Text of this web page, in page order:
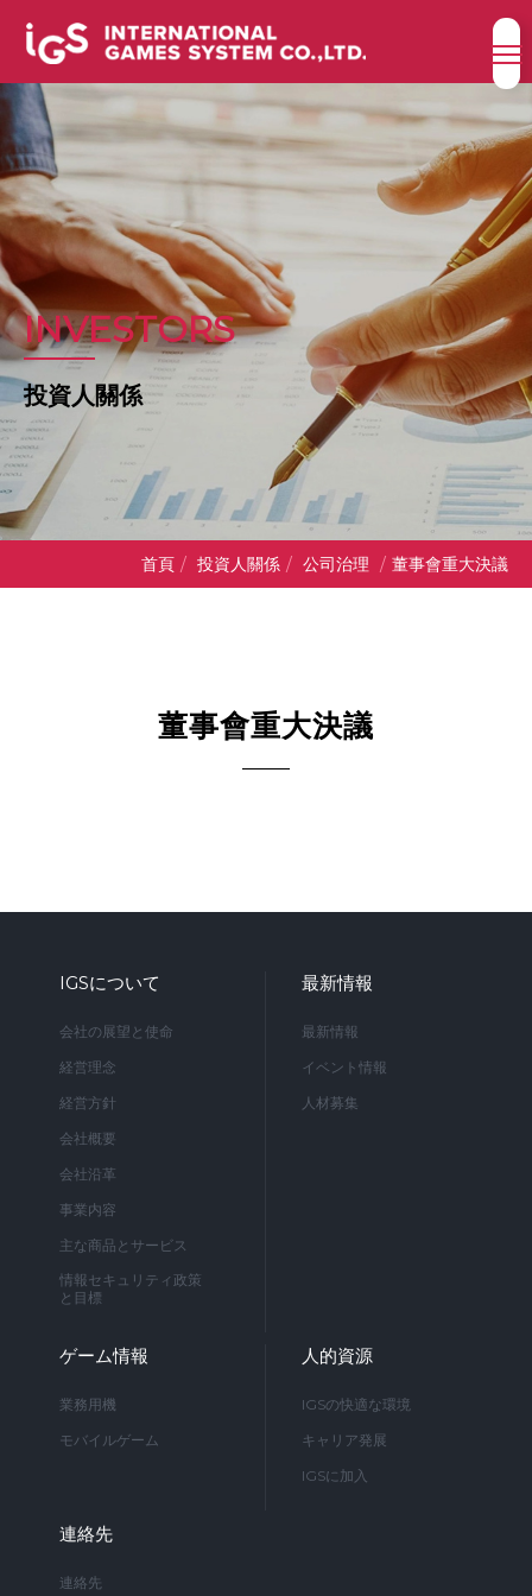
INVESTORS
投資人關係
首頁 / 投資人關係 / 公司治理 / 董事會重大決議
董事會重大決議
IGSについて
会社の展望と使命
経営理念
経営方針
会社概要
会社沿革
事業内容
主な商品とサービス
情報セキュリティ政策
と目標
最新情報
最新情報
イベント情報
人材募集
ゲーム情報
業務用機
モバイルゲーム
人的資源
IGSの快適な環境
キャリア発展
IGSに加入
連絡先
連絡先